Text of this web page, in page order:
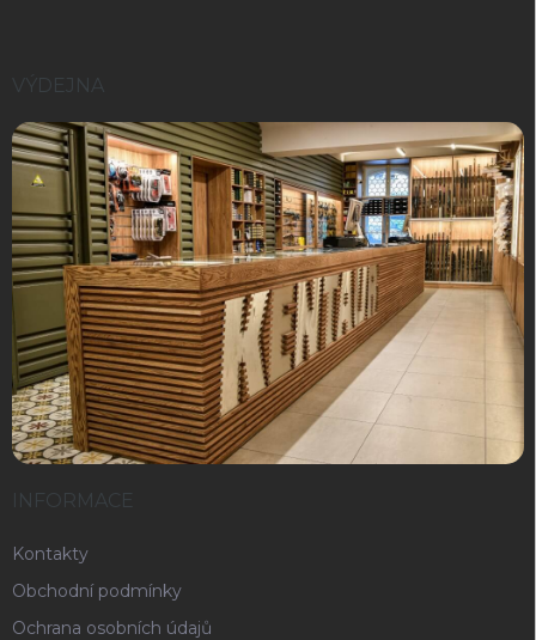
VÝDEJNA
INFORMACE
Kontakty
Obchodní podmínky
Ochrana osobních údajů